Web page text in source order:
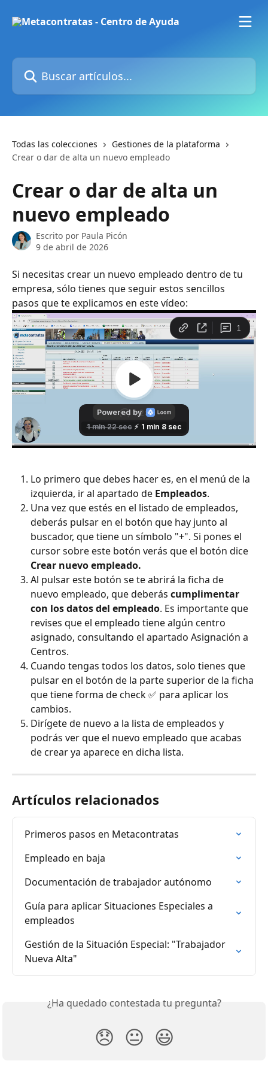
Buscar artículos...
Todas las colecciones
Gestiones de la plataforma
Crear o dar de alta un nuevo empleado
Crear o dar de alta un
nuevo empleado
Escrito por Paula Picón
9 de abril de 2026
Si necesitas crear un nuevo empleado dentro de tu
empresa, sólo tienes que seguir estos sencillos
pasos que te explicamos en este vídeo:
Lo primero que debes hacer es, en el menú de la
izquierda, ir al apartado de Empleados.
Una vez que estés en el listado de empleados,
deberás pulsar en el botón que hay junto al
buscador, que tiene un símbolo "+". Si pones el
cursor sobre este botón verás que el botón dice
Crear nuevo empleado.
Al pulsar este botón se te abrirá la ficha de
nuevo empleado, que deberás cumplimentar
con los datos del empleado. Es importante que
revises que el empleado tiene algún centro
asignado, consultando el apartado Asignación a
Centros.
Cuando tengas todos los datos, solo tienes que
pulsar en el botón de la parte superior de la ficha
que tiene forma de check ✅ para aplicar los
cambios.
Dirígete de nuevo a la lista de empleados y
podrás ver que el nuevo empleado que acabas
de crear ya aparece en dicha lista.
Artículos relacionados
Primeros pasos en Metacontratas
Empleado en baja
Documentación de trabajador autónomo
Guía para aplicar Situaciones Especiales a
empleados
Gestión de la Situación Especial: "Trabajador
Nueva Alta"
¿Ha quedado contestada tu pregunta?
😞 😐 😃